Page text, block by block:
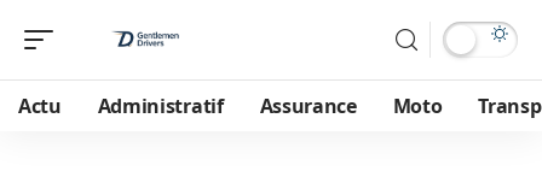
Actu Administratif Assurance Moto